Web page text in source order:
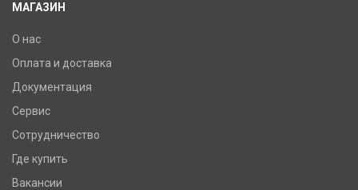
МАГАЗИН
О нас
Оплата и доставка
Документация
Сервис
Сотрудничество
Где купить
Вакансии